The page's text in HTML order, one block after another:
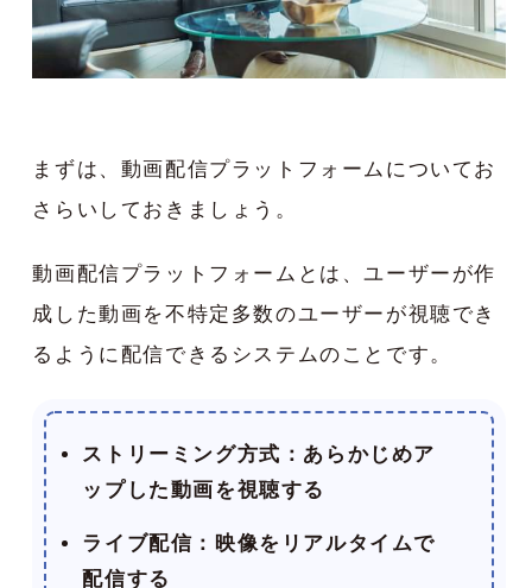
まずは、動画配信プラットフォームについてお
さらいしておきましょう。
動画配信プラットフォームとは、ユーザーが作
成した動画を不特定多数のユーザーが視聴でき
るように配信できるシステムのことです。
ストリーミング方式： あらかじめア
ップした動画を視聴する
ライブ配信： 映像をリアルタイムで
配信する